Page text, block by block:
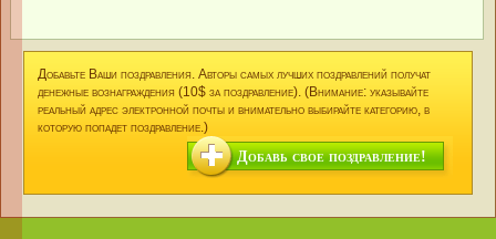
Добавьте Ваши поздравления. Авторы самых лучших поздравлений получат
денежные вознаграждения (10$ за поздравление). (Внимание: указывайте
реальный адрес электронной почты и внимательно выбирайте категорию, в
которую попадет поздравление.)
Добавь свое поздравление!